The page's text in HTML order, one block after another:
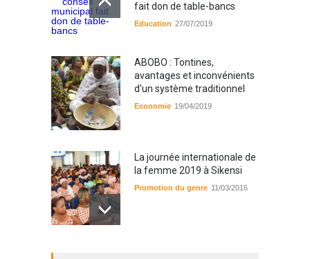
fait don de table-bancs
Education 27/07/2019
ABOBO : Tontines,
avantages et inconvénients
d'un système traditionnel
Economie 19/04/2019
La journée internationale de
la femme 2019 à Sikensi
Promotion du genre 11/03/2016